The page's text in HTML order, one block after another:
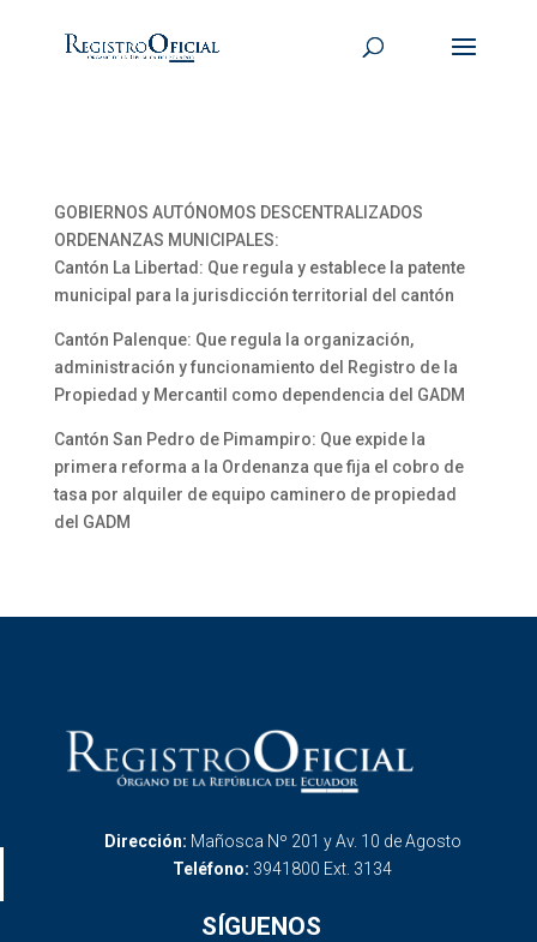
GOBIERNOS AUTÓNOMOS DESCENTRALIZADOS
ORDENANZAS MUNICIPALES:
Cantón La Libertad: Que regula y establece la patente
municipal para la jurisdicción territorial del cantón
Cantón Palenque: Que regula la organización,
administración y funcionamiento del Registro de la
Propiedad y Mercantil como dependencia del GADM
Cantón San Pedro de Pimampiro: Que expide la
primera reforma a la Ordenanza que fija el cobro de
tasa por alquiler de equipo caminero de propiedad
del GADM
Dirección: Mañosca Nº 201 y Av. 10 de Agosto
Teléfono: 3941800 Ext. 3134
SÍGUENOS